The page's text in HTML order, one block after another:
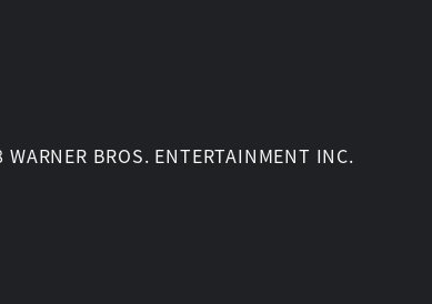
BROS. ENTERTAINMENT INC.